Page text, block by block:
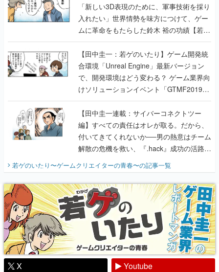
「新しい3D表現のために、軍事技術を採り
入れたい」世界情勢を味方につけて、ゲー
ムに革命をもたらした鈴木 裕の功績【若ゲ
のいたり】
【田中圭一：若ゲのいたり】ゲーム開発統
合環境「Unreal Engine」最新バージョン
で、開発環境はどう変わる？ ゲーム業界向
けソリューションイベント「GTMF2019」
に行って、より理解を深めよう【PR】
【田中圭一連載：サイバーコネクトツー
編】すべての責任はオレが取る。だから、
付いてきてくれないか──男の熱意はチーム
解散の危機を救い、『.hack』成功の活路を
『少年ジャンプ』色だった【若ゲのいた
り】
若ゲのいたり〜ゲームクリエイターの青春〜の記事一覧
X
Youtube